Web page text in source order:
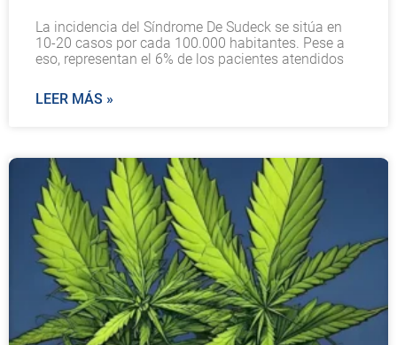
La incidencia del Síndrome De Sudeck se sitúa en
10-20 casos por cada 100.000 habitantes. Pese a
eso, representan el 6% de los pacientes atendidos
LEER MÁS »